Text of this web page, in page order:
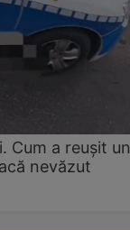
Cum a reușit un
nevăzut